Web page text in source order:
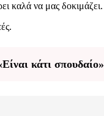
καλά να μας δοκιμάζει.
κάτι σπουδαίο»